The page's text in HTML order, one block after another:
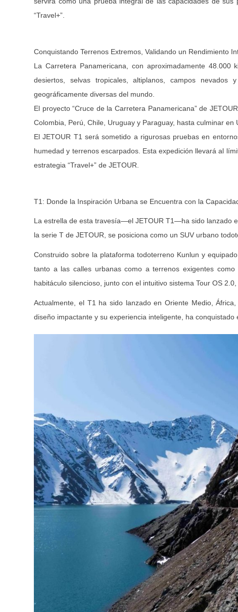
“Travel+”.
Conquistando Terrenos Extremos, Validando un Rendimiento
La Carretera Panamericana, con aproximadamente
desiertos, selvas tropicales, altiplanos, campos
geográficamente diversas del mundo.
El proyecto “Cruce de la Carretera Panamericana” de
Colombia, Perú, Chile, Uruguay y Paraguay, hasta culminar en
El JETOUR T1 será sometido a rigurosas pruebas en
humedad y terrenos escarpados. Esta expedición llevará al
estrategia “Travel+” de JETOUR.
T1: Donde la Inspiración Urbana se Encuentra con la
La estrella de esta travesía—el JETOUR T1—ha sido lanzado
la serie T de JETOUR, se posiciona como un SUV urbano
Construido sobre la plataforma todoterreno Kunlun y
tanto a las calles urbanas como a terrenos exigentes
habitáculo silencioso, junto con el intuitivo sistema Tour OS
Actualmente, el T1 ha sido lanzado en Oriente Medio,
diseño impactante y su experiencia inteligente, ha